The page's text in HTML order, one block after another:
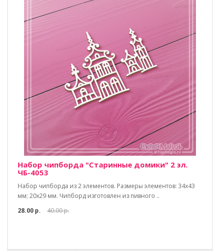
Набор чипборда "Старинные домики" 2 эл.
ЧБ-4053
Набор чипборда из 2 элементов. Размеры элементов: 34х43
мм; 20х29 мм. Чипборд изготовлен из пивного ..
28.00 р.
40.00 р.